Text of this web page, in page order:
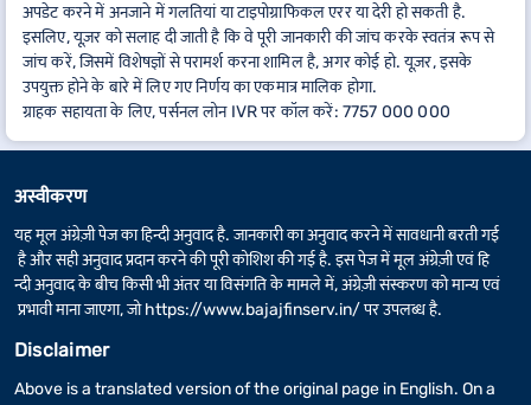
अपडेट करने में अनजाने में गलतियां या टाइपोग्राफिकल एरर या देरी हो सकती है.
इसलिए, यूज़र को सलाह दी जाती है कि वे पूरी जानकारी की जांच करके स्वतंत्र रूप से
जांच करें, जिसमें विशेषज्ञों से परामर्श करना शामिल है, अगर कोई हो. यूज़र, इसके
उपयुक्त होने के बारे में लिए गए निर्णय का एकमात्र मालिक होगा.
ग्राहक सहायता के लिए, पर्सनल लोन IVR पर कॉल करें: 7757 000 000
अस्वीकरण
यह मूल अंग्रेज़ी पेज का हिन्दी अनुवाद है. जानकारी का अनुवाद करने में सावधानी बरती गई
है और सही अनुवाद प्रदान करने की पूरी कोशिश की गई है. इस पेज में मूल अंग्रेज़ी एवं हि
न्दी अनुवाद के बीच किसी भी अंतर या विसंगति के मामले में, अंग्रेज़ी संस्करण को मान्य एवं
प्रभावी माना जाएगा, जोhttps://www.bajajfinserv.in/पर उपलब्ध है.
Disclaimer
Above is a translated version of the original page in English. On a